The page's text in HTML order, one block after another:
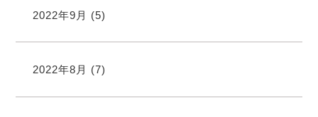
2022年9月 (5)
2022年8月 (7)